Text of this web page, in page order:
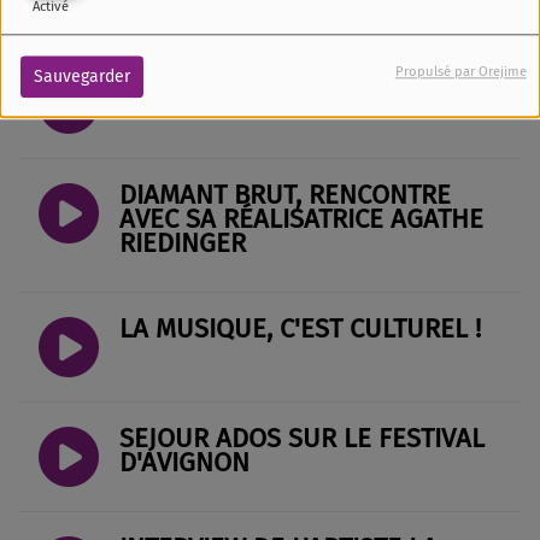
Activé
Sauvegarder Propulsé par Orejime
ALICE ET SES MALICES
DIAMANT BRUT, RENCONTRE
AVEC SA RÉALISATRICE AGATHE
RIEDINGER
LA MUSIQUE, C'EST CULTUREL !
SÉJOUR ADOS SUR LE FESTIVAL
D'AVIGNON